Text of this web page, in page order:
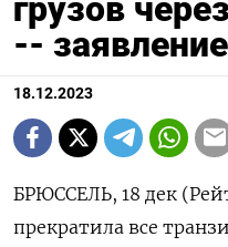
грузов
--
18.12.2023
БРЮССЕЛЬ, 18 дек
прекратила все